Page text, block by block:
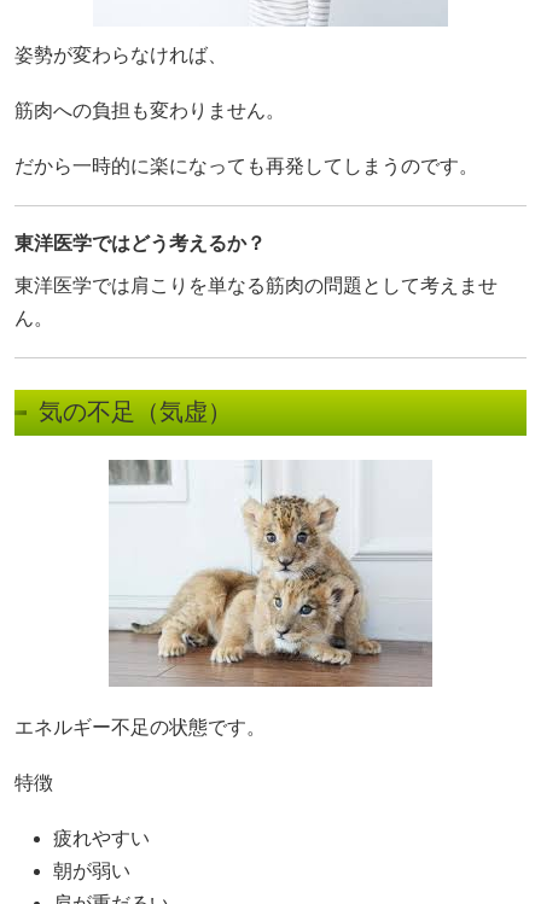
姿勢が変わらなければ、
筋肉への負担も変わりません。
だから一時的に楽になっても再発してしまうのです。
東洋医学ではどう考えるか？
東洋医学では肩こりを単なる筋肉の問題として考えませ
ん。
気の不足（気虚）
エネルギー不足の状態です。
特徴
疲れやすい
朝が弱い